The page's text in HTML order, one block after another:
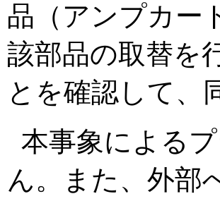
品（アンプカー
該部品の取替を
とを確認して、
本事象による
ん。また、外部